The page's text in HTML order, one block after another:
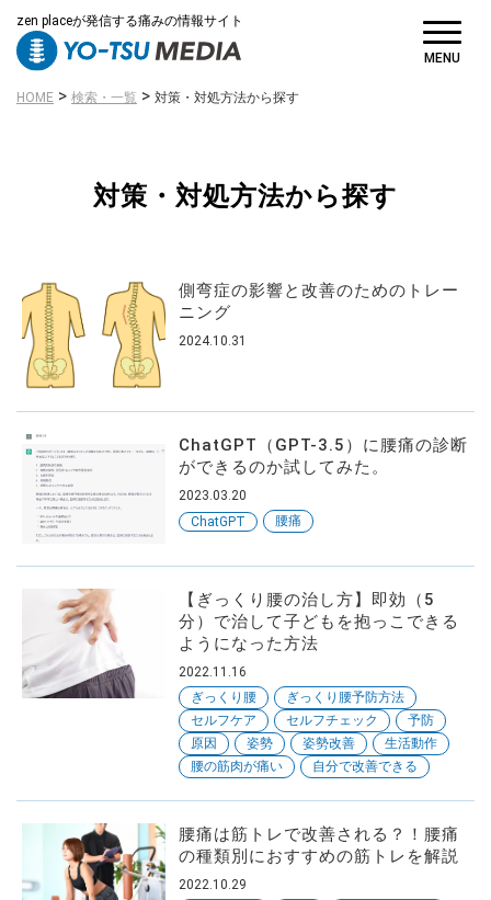
zen placeが発信する痛みの情報サイト
MENU
HOME > 検索・一覧 > 対策・対処方法から探す
対策・対処方法から探す
側弯症の影響と改善のためのトレー
ニング
2024.10.31
ChatGPT（GPT-3.5）に腰痛の診断
ができるのか試してみた。
2023.03.20
ChatGPT
腰痛
【ぎっくり腰の治し方】即効（5
分）で治して子どもを抱っこできる
ようになった方法
2022.11.16
ぎっくり腰
ぎっくり腰予防方法
セルフケア
セルフチェック
予防
原因
姿勢 姿勢改善
生活動作
腰の筋肉が痛い
自分で改善できる
腰痛は筋トレで改善される？！腰痛
の種類別におすすめの筋トレを解説
2022.10.29